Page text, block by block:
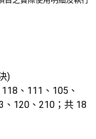
)
、111、105、
、120、210；共 18